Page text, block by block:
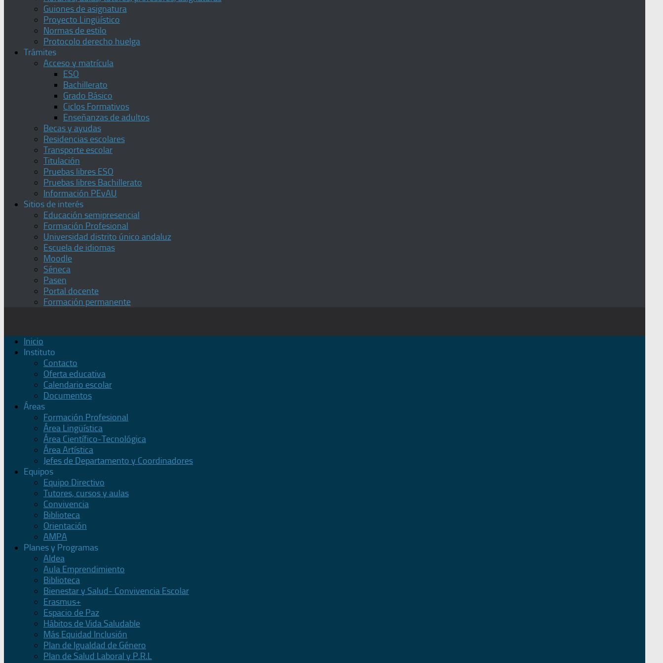
Guiones de asignatura
Proyecto Lingüístico
Normas de estilo
Protocolo derecho huelga
Trámites
Acceso y matrícula
ESO
Bachillerato
Grado Básico
Ciclos Formativos
Enseñanzas de adultos
Becas y ayudas
Residencias escolares
Transporte escolar
Titulación
Pruebas libres ESO
Pruebas libres Bachillerato
Información PEvAU
Sitios de interés
Educación semipresencial
Formación Profesional
Universidad distrito único andaluz
Escuela de idiomas
Moodle
Séneca
Pasen
Portal docente
Formación permanente
Inicio
Instituto
Contacto
Oferta educativa
Calendario escolar
Documentos
Áreas
Formación Profesional
Área Lingüística
Área Científico-Tecnológica
Área Artística
Jefes de Departamento y Coordinadores
Equipos
Equipo Directivo
Tutores, cursos y aulas
Convivencia
Biblioteca
Orientación
AMPA
Planes y Programas
Aldea
Aula Emprendimiento
Biblioteca
Bienestar y Salud- Convivencia Escolar
Erasmus+
Espacio de Paz
Hábitos de Vida Saludable
Más Equidad Inclusión
Plan de Igualdad de Género
Plan de Salud Laboral y P.R.L